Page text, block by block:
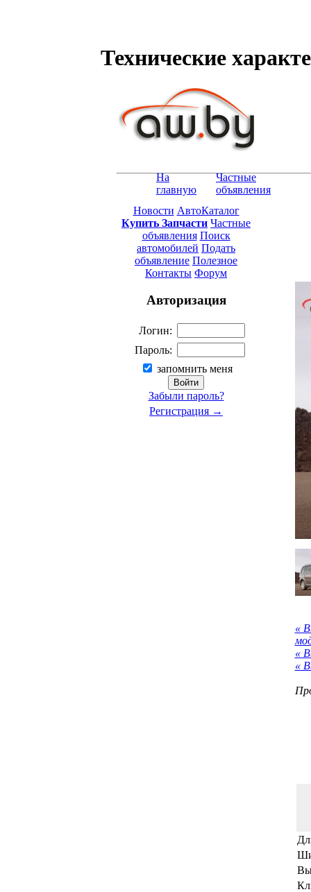
Технические
На
главную
Частные
объявления
Новости АвтоКаталог
Купить Запчасти Частные
объявления Поиск
автомобилей Подать
объявление Полезное
Контакты Форум
Авторизация
Логин:
Пароль:
запомнить меня
Забыли пароль?
Регистрация →
«
«
«